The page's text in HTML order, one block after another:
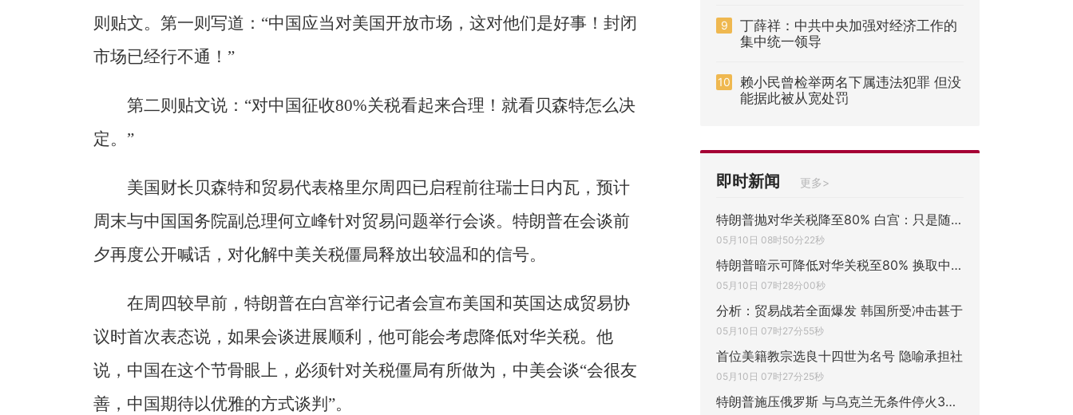
则贴文。第一则写道：“中国应当对美国开放市场，这对他们是好事！封闭
市场已经行不通！”
第二则贴文说：“对中国征收80%关税看起来合理！就看贝森特怎么决
定。”
美国财长贝森特和贸易代表格里尔周四已启程前往瑞士日内瓦，预计
周末与中国国务院副总理何立峰针对贸易问题举行会谈。特朗普在会谈前
夕再度公开喊话，对化解中美关税僵局释放出较温和的信号。
在周四较早前，特朗普在白宫举行记者会宣布美国和英国达成贸易协
议时首次表态说，如果会谈进展顺利，他可能会考虑降低对华关税。他
说，中国在这个节骨眼上，必须针对关税僵局有所做为，中美会谈“会很友
善，中国期待以优雅的方式谈判”。
9
丁薛祥：中共中央加强对经济工作的
集中统一领导
10
赖小民曾检举两名下属违法犯罪 但没
能据此被从宽处罚
即时新闻 更多>
特朗普抛对华关税降至80% 白宫：只是随口一
05月10日 08时50分22秒
特朗普暗示可降低对华关税至80% 换取中国对
05月10日 07时28分00秒
分析：贸易战若全面爆发 韩国所受冲击甚于
05月10日 07时27分55秒
首位美籍教宗选良十四世为名号 隐喻承担社
05月10日 07时27分25秒
特朗普施压俄罗斯 与乌克兰无条件停火30天